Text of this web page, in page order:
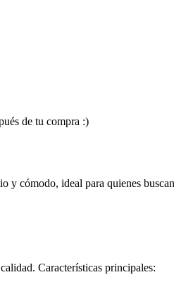
de tu compra :)
y cómodo, ideal para quienes
Características principales: